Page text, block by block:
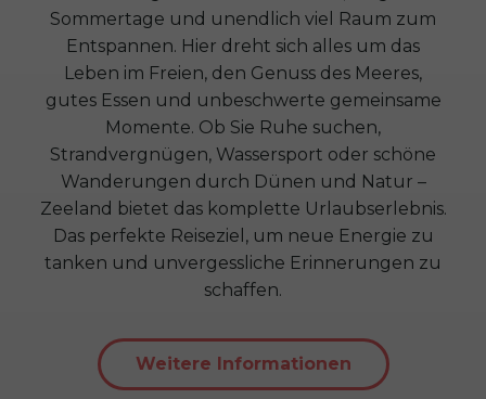
Sommertage und unendlich viel Raum zum
Entspannen. Hier dreht sich alles um das
Leben im Freien, den Genuss des Meeres,
gutes Essen und unbeschwerte gemeinsame
Momente. Ob Sie Ruhe suchen,
Strandvergnügen, Wassersport oder schöne
Wanderungen durch Dünen und Natur –
Zeeland bietet das komplette Urlaubserlebnis.
Das perfekte Reiseziel, um neue Energie zu
tanken und unvergessliche Erinnerungen zu
schaffen.
Weitere Informationen